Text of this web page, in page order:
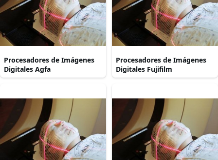
Procesadores de Imágenes
Digitales Agfa
Procesadores de Imágenes
Digitales Fujifilm